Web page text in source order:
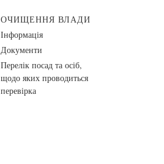
ОЧИЩЕННЯ ВЛАДИ
Інформація
Документи
Перелік посад та осіб,
щодо яких проводиться
перевірка